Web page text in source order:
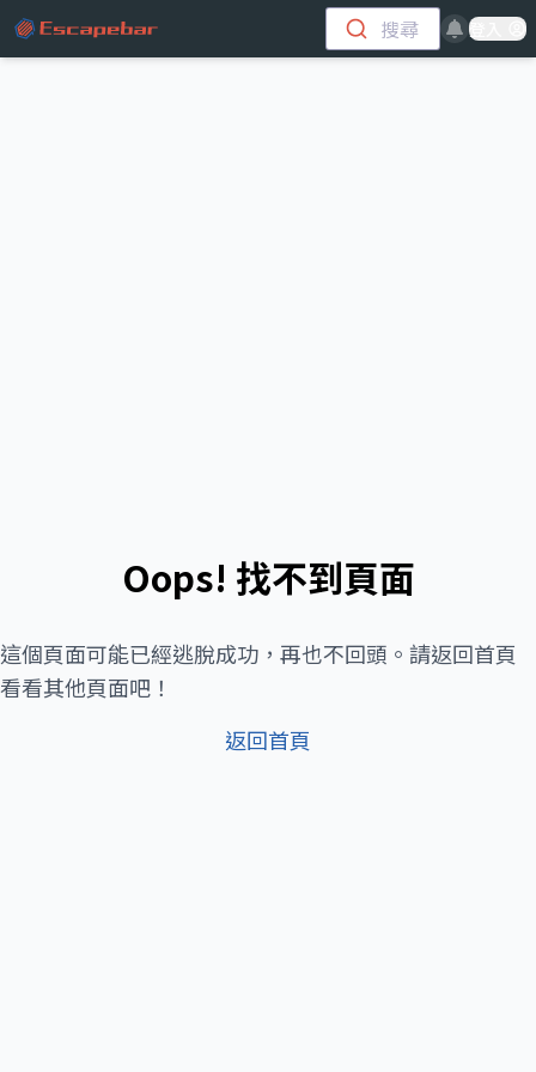
跳至主要內容
搜尋 登入
Oops! 找不到頁面
這個頁面可能已經逃脫成功，再也不回頭。請返回首頁
看看其他頁面吧！
返回首頁